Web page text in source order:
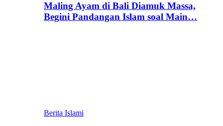
Maling Ayam di Bali Diamuk Massa,
Begini Pandangan Islam soal Main…
Berita Islami